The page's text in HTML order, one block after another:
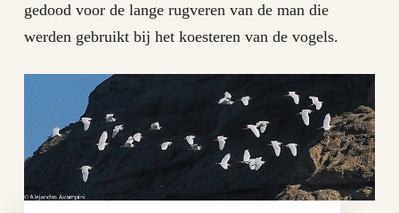
gedood voor de lange rugveren van de man die
werden gebruikt bij het koesteren van de vogels.